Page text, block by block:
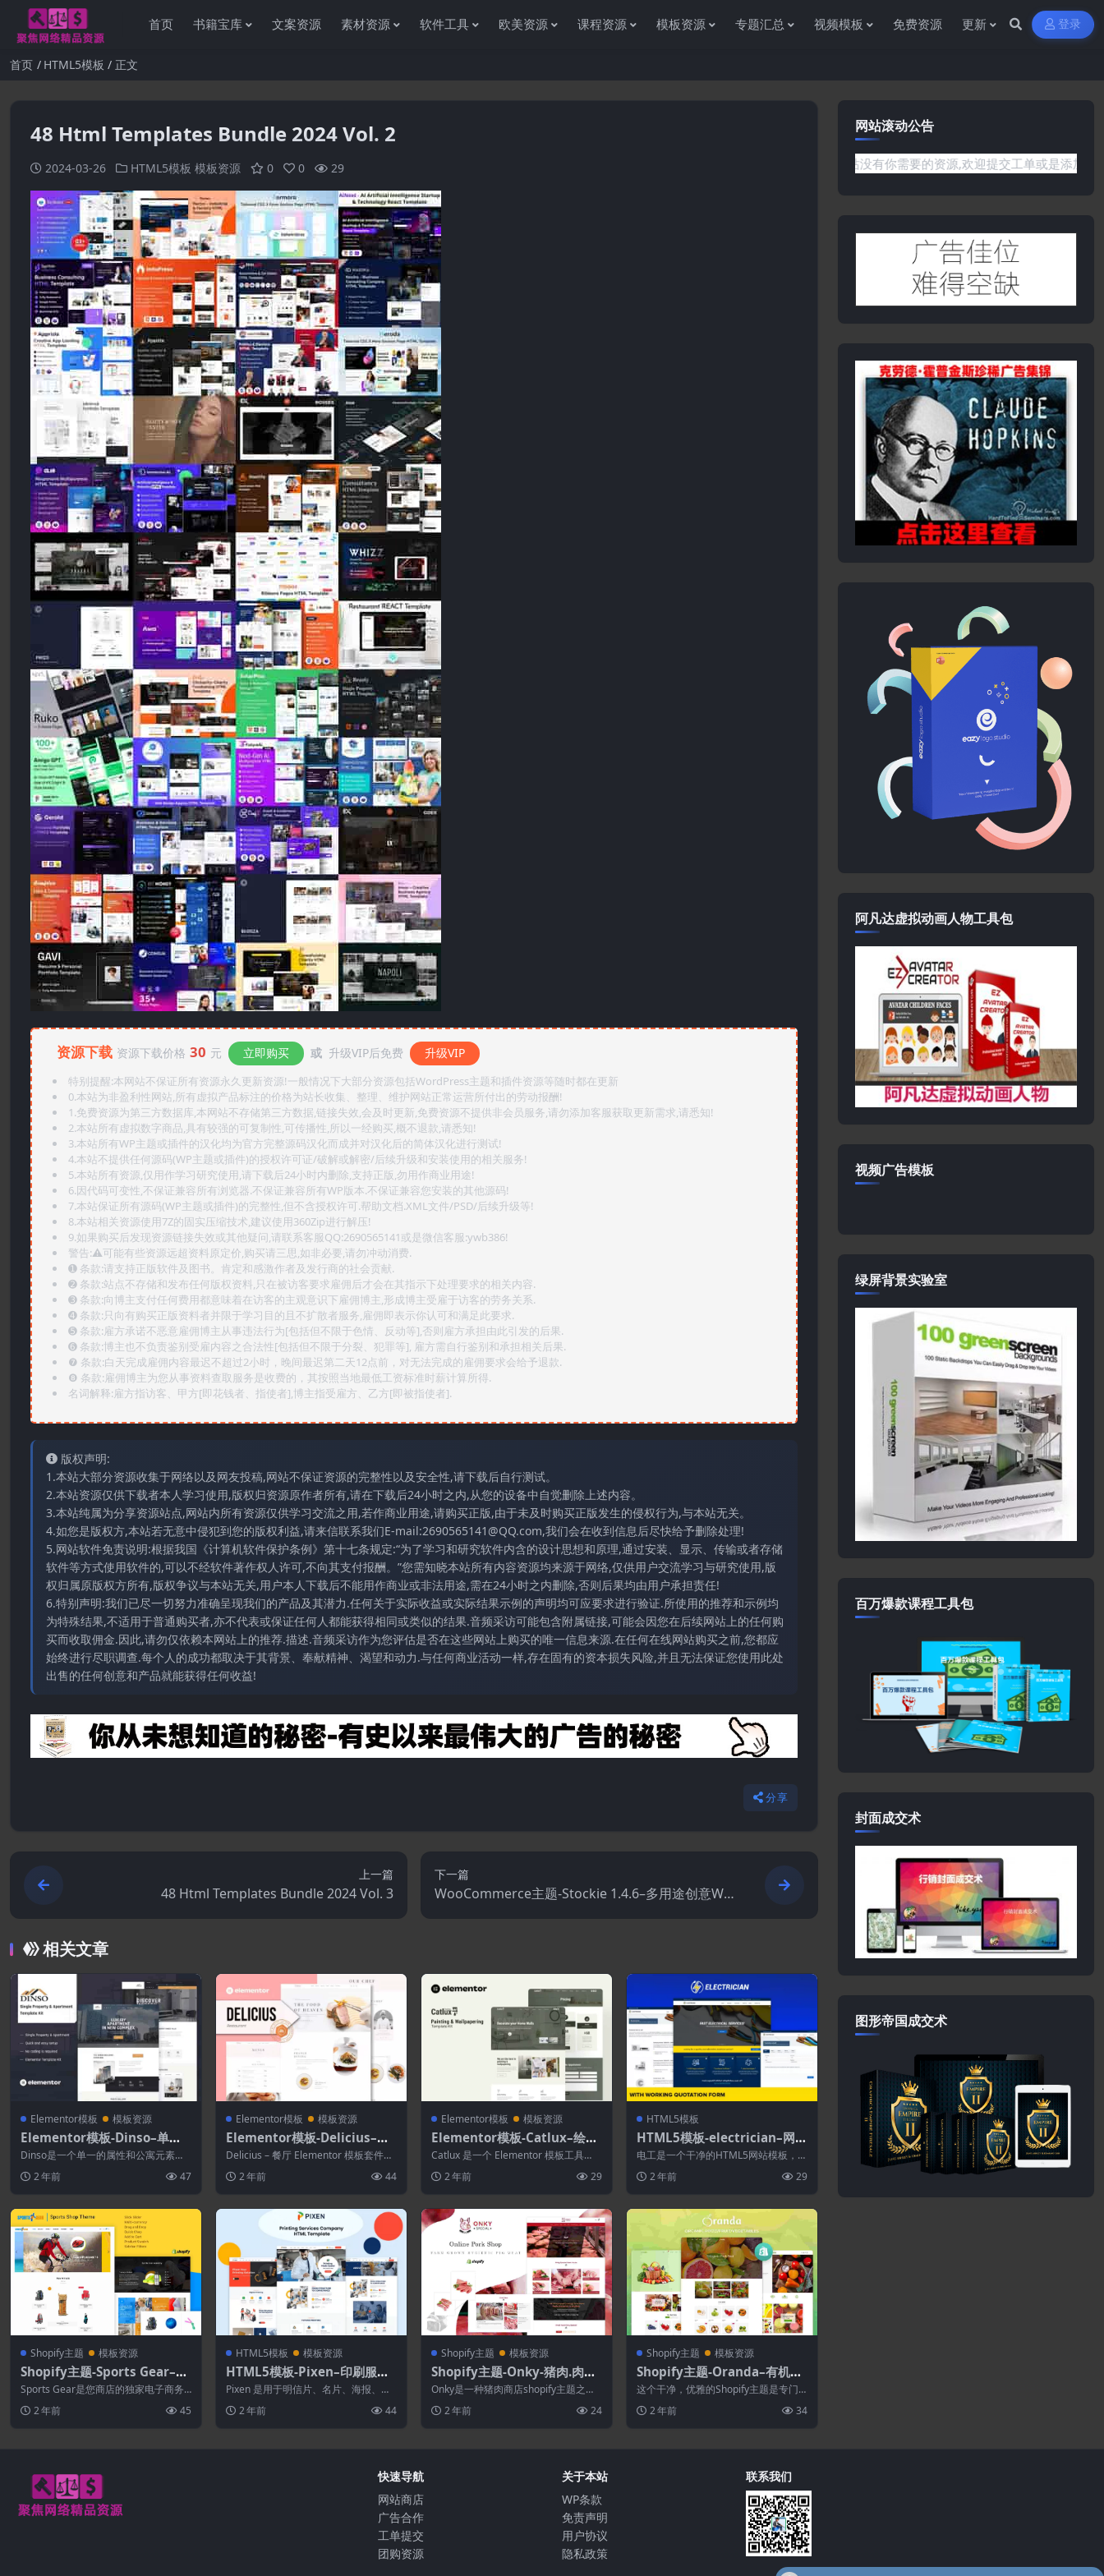
首页 书籍宝库 文案资源 素材资源 软件工具 欧美资源 课程资源 模板资源 专题汇总 视频模板 免费资源 更新 登录
首页 HTML5模板 正文
48 Html Templates Bundle 2024 Vol. 2
2024-03-26 HTML5模板 模板资源 0 0 29
资源下载 资源下载价格 30 元 立即购买 或 升级VIP后免费 升级VIP
特别提醒:本网站不保证所有资源永久更新资源!一般情况下大部分资源包括WordPress主题和插件资源等随时都在更新
0.本站为非盈利性网站,所有虚拟产品标注的价格为站长收集、整理、维护网站正常运营所付出的劳动报酬!
1.免费资源为第三方数据库,本网站不存储第三方数据,链接失效,会及时更新,免费资源不提供非会员服务,请勿添加客服获取更新需求,请悉知!
2.本站所有虚拟数字商品,具有较强的可复制性,可传播性,所以一经购买,概不退款,请悉知!
3.本站所有WP主题或插件的汉化均为官方完整源码汉化而成并对汉化后的简体汉化进行测试!
4.本站不提供任何源码(WP主题或插件)的授权许可证/破解或解密/后续升级和安装使用的相关服务!
5.本站所有资源,仅用作学习研究使用,请下载后24小时内删除,支持正版,勿用作商业用途!
6.因代码可变性,不保证兼容所有浏览器.不保证兼容所有WP版本.不保证兼容您安装的其他源码!
7.本站保证所有源码(WP主题或插件)的完整性,但不含授权许可.帮助文档.XML文件/PSD/后续升级等!
8.本站相关资源使用7Z的固实压缩技术,建议使用360Zip进行解压!
9.如果购买后发现资源链接失效或其他疑问,请联系客服QQ:2690565141或是微信客服:ywb386!
警告:⚠️可能有些资源远超资料原定价,购买请三思,如非必要,请勿冲动消费.
➊️ 条款:请支持正版软件及图书。肯定和感激作者及发行商的社会贡献.
➋️ 条款:站点不存储和发布任何版权资料,只在被访客要求雇佣后才会在其指示下处理要求的相关内容.
➌️ 条款:向博主支付任何费用都意味着在访客的主观意识下雇佣博主,形成博主受雇于访客的劳务关系.
➍️ 条款:只向有购买正版资料者并限于学习目的且不扩散者服务,雇佣即表示你认可和满足此要求.
➎ 条款:雇方承诺不恶意雇佣博主从事违法行为[包括但不限于色情、反动等],否则雇方承担由此引发的后果.
➏️ 条款:博主也不负责鉴别受雇内容之合法性[包括但不限于分裂、犯罪等], 雇方需自行鉴别和承担相关后果.
❼ 条款:白天完成雇佣内容最迟不超过2小时，晚间最迟第二天12点前，对无法完成的雇佣要求会给予退款.
❽ 条款:雇佣博主为您从事资料查取服务是收费的，其按照当地最低工资标准时薪计算所得.
名词解释:雇方指访客、甲方[即花钱者、指使者],博主指受雇方、乙方[即被指使者].
版权声明:
1.本站大部分资源收集于网络以及网友投稿,网站不保证资源的完整性以及安全性,请下载后自行测试。
2.本站资源仅供下载者本人学习使用,版权归资源原作者所有,请在下载后24小时之内,从您的设备中自觉删除上述内容。
3.本站纯属为分享资源站点,网站内所有资源仅供学习交流之用,若作商业用途,请购买正版,由于未及时购买正版发生的侵权行为,与本站无关。
4.如您是版权方,本站若无意中侵犯到您的版权利益,请来信联系我们E-mail:2690565141@QQ.com,我们会在收到信息后尽快给予删除处理!
5.网站软件免责说明:根据我国《计算机软件保护条例》第十七条规定:“为了学习和研究软件内含的设计思想和原理,通过安装、显示、传输或者存储
软件等方式使用软件的,可以不经软件著作权人许可,不向其支付报酬。”您需知晓本站所有内容资源均来源于网络,仅供用户交流学习与研究使用,版
权归属原版权方所有,版权争议与本站无关,用户本人下载后不能用作商业或非法用途,需在24小时之内删除,否则后果均由用户承担责任!
6.特别声明:我们已尽一切努力准确呈现我们的产品及其潜力.任何关于实际收益或实际结果示例的声明均可应要求进行验证.所使用的推荐和示例均
为特殊结果,不适用于普通购买者,亦不代表或保证任何人都能获得相同或类似的结果.音频采访可能包含附属链接,可能会因您在后续网站上的任何购
买而收取佣金.因此,请勿仅依赖本网站上的推荐.描述.音频采访作为您评估是否在这些网站上购买的唯一信息来源.在任何在线网站购买之前,您都应
始终进行尽职调查.每个人的成功都取决于其背景、奉献精神、渴望和动力.与任何商业活动一样,存在固有的资本损失风险,并且无法保证您使用此处
出售的任何创意和产品就能获得任何收益!
分享
上一篇
48 Html Templates Bundle 2024 Vol. 3
下一篇
WooCommerce主题-Stockie 1.4.6–多用途创意Wo
oCommerce主题
相关文章
Elementor模板 模板资源
Elementor模板-Dinso–单一
物业和公寓Elementor模板套
件
Dinso是一个单一的属性和公寓元素模
2 年前 47
Elementor模板 模板资源
Elementor模板-Delicius–餐
厅Elementor模板套件
Delicius – 餐厅 Elementor 模板套件。
2 年前 44
Elementor模板 模板资源
Elementor模板-Catlux–绘画
和墙纸Elementor模板套件
Catlux 是一个 Elementor 模板工具
2 年前 29
HTML5模板
HTML5模板-electrician–网站
模板
电工是一个干净的HTML5网站模板，适
司。它提供...
2 年前 29
Shopify主题 模板资源
Shopify主题-Sports Gear–体
育用品商店Shopify主题
Sports Gear是您商店的独家电子商务
2 年前 45
HTML5模板 模板资源
HTML5模板-Pixen–印刷服务
公司HTML5模板
Pixen 是用于明信片、名片、海报、横
印刷服...
2 年前 44
Shopify主题 模板资源
Shopify主题-Onky-猪肉.肉类
Shopify主题
Onky是一种猪肉商店shopify主题之
2 年前 24
Shopify主题 模板资源
Shopify主题-Oranda–有机食
物/水果/蔬菜电子商务
这个干净，优雅的Shopify主题是专门
非常适...
2 年前 34
网站滚动公告
感谢您访问资源杂货铺获取各种信息资源!如果遇到任何问题或是网站没有你需要的资源,欢迎提交工单或是添加客服微信
阿凡达虚拟动画人物工具包
视频广告模板
绿屏背景实验室
百万爆款课程工具包
封面成交术
图形帝国成交术
快速导航
网站商店
广告合作
工单提交
团购资源
关于本站
WP条款
免责声明
用户协议
隐私政策
联系我们
购买